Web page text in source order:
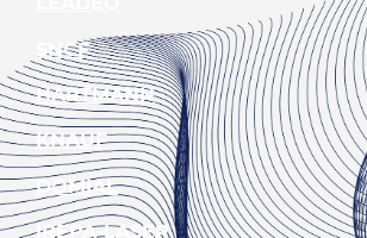
SNCF
HARTMANN
KNAUF
DOMIAL
IREPA-LASER